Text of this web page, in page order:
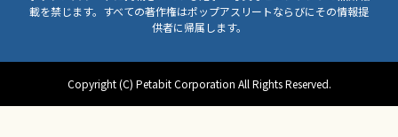
載を禁じます。すべての著作権はポップアスリートならびにその情報提
供者に帰属します。
Copyright (C) Petabit Corporation All Rights Reserved.